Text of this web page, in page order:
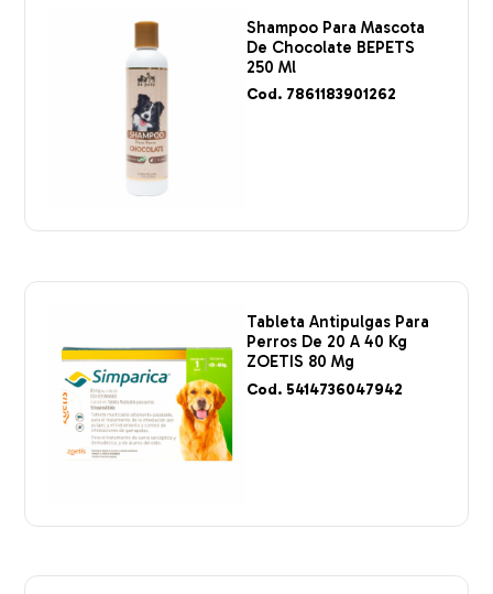
Shampoo Para Mascota
De Chocolate BEPETS
250 Ml
Cod. 7861183901262
Tableta Antipulgas Para
Perros De 20 A 40 Kg
ZOETIS 80 Mg
Cod. 5414736047942